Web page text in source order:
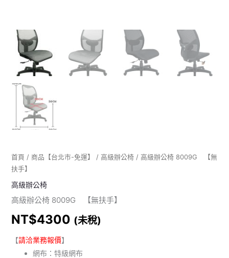
首頁 / 商品【台北市-免運】 / 高級辦公椅/ 高級辦公椅 8009G 【無
扶手】
高級辦公椅
高級辦公椅 8009G 【無扶手】
NT$4300 (未稅)
【請洽業務報價】
網布：特級網布